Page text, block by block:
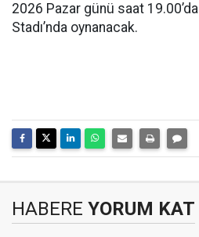
2026 Pazar günü saat 19.00’da
Stadı’nda oynanacak.
HABERE YORUM KAT